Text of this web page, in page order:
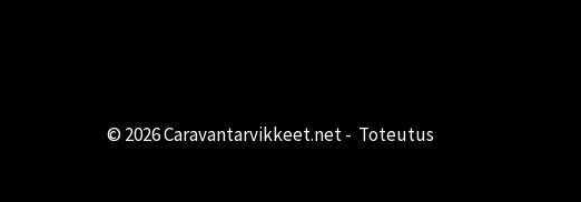
© 2026 Caravantarvikkeet.net - Toteutus